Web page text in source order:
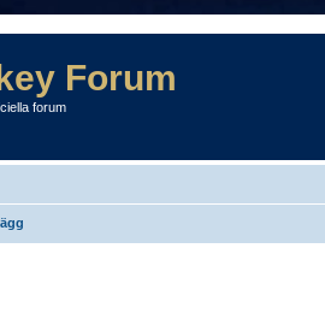
Forum
forum